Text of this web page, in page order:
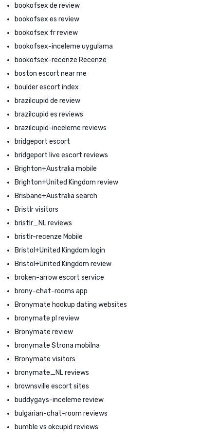
bookofsex de review
bookofsex es review
bookofsex fr review
bookofsex-inceleme uygulama
bookofsex-recenze Recenze
boston escort near me
boulder escort index
brazilcupid de review
brazilcupid es reviews
brazilcupid-inceleme reviews
bridgeport escort
bridgeport live escort reviews
Brighton+Australia mobile
Brighton+United Kingdom review
Brisbane+Australia search
Bristlr visitors
bristlr_NL reviews
bristlr-recenze Mobile
Bristol+United Kingdom login
Bristol+United Kingdom review
broken-arrow escort service
brony-chat-rooms app
Bronymate hookup dating websites
bronymate pl review
Bronymate review
bronymate Strona mobilna
Bronymate visitors
bronymate_NL reviews
brownsville escort sites
buddygays-inceleme review
bulgarian-chat-room reviews
bumble vs okcupid reviews